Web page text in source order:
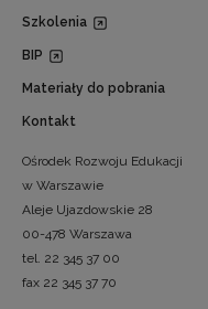
Szkolenia
BIP
Materiały do pobrania
Kontakt
Ośrodek Rozwoju Edukacji
w Warszawie
Aleje Ujazdowskie 28
00-478 Warszawa
tel. 22 345 37 00
fax 22 345 37 70